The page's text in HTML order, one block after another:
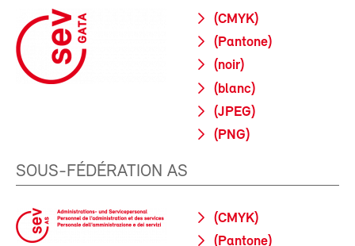
(CMYK)
(Pantone)
(noir)
(blanc)
(JPEG)
(PNG)
SOUS-FÉDÉRATION AS
(CMYK)
(Pantone)